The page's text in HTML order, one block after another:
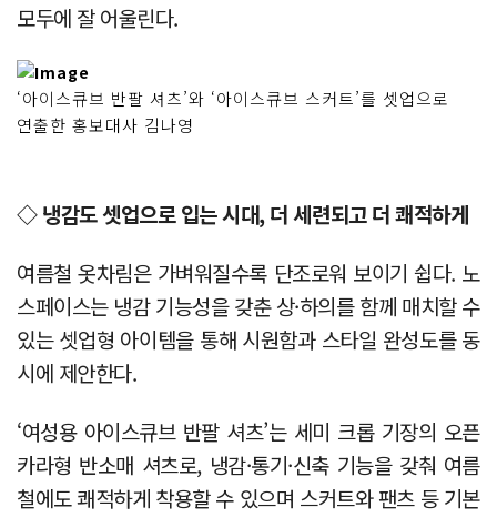
모두에 잘 어울린다.
‘아이스큐브 반팔 셔츠’와 ‘아이스큐브 스커트’를 셋업으로
연출한 홍보대사 김나영
◇ 냉감도 셋업으로 입는 시대, 더 세련되고 더 쾌적하게
여름철 옷차림은 가벼워질수록 단조로워 보이기 쉽다. 노
스페이스는 냉감 기능성을 갖춘 상·하의를 함께 매치할 수
있는 셋업형 아이템을 통해 시원함과 스타일 완성도를 동
시에 제안한다.
‘여성용 아이스큐브 반팔 셔츠’는 세미 크롭 기장의 오픈
카라형 반소매 셔츠로, 냉감·통기·신축 기능을 갖춰 여름
철에도 쾌적하게 착용할 수 있으며 스커트와 팬츠 등 기본